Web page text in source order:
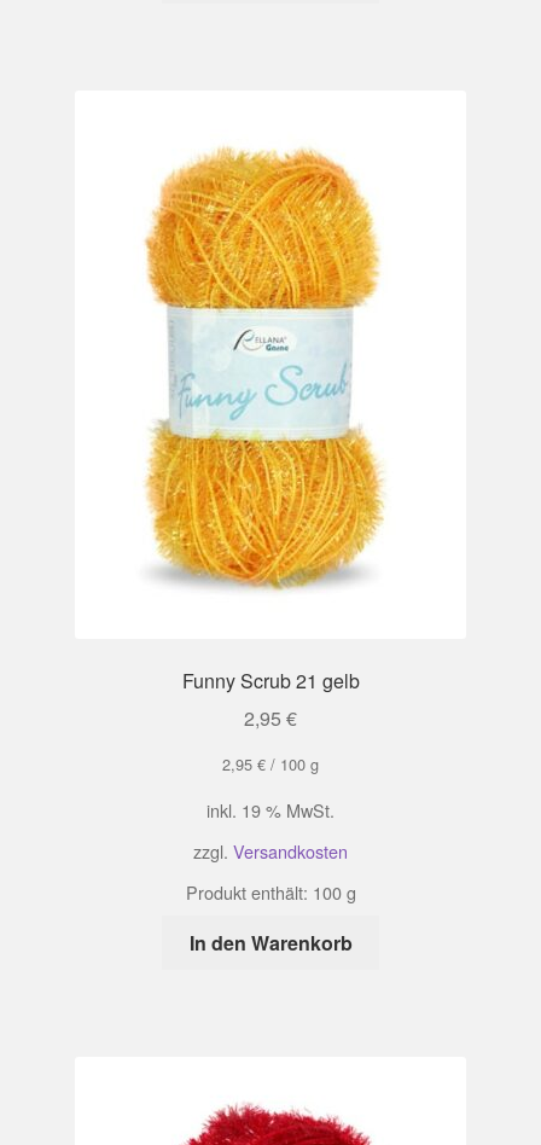
Funny Scrub 21 gelb
2,95 €
2,95 € / 100 g
inkl. 19 % MwSt.
zzgl. Versandkosten
Produkt enthält: 100g
In den Warenkorb